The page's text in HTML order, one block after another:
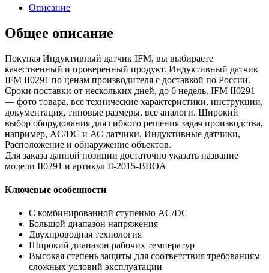
Описание
Общее описание
Покупая Индуктивный датчик IFM, вы выбираете
качественный и проверенный продукт. Индуктивный датчик
IFM II0291 по ценам производителя с доставкой по России.
Сроки поставки от нескольких дней, до 6 недель. IFM II0291
— фото товара, все технические характеристики, инструкции,
документация, типовые размеры, все аналоги. Широкий
выбор оборудования для гибкого решения задач производства,
например, AC/DC и АС датчики, Индуктивные датчики,
Расположение и обнаружение объектов.
Для заказа данной позиции достаточно указать название
модели II0291 и артикул II-2015-BBOA
Ключевые особенности
С комбинированной ступенью AC/DC
Большой диапазон напряжения
Двухпроводная технология
Широкий диапазон рабочих температур
Высокая степень защиты для соответствия требованиям
сложных условий эксплуатации